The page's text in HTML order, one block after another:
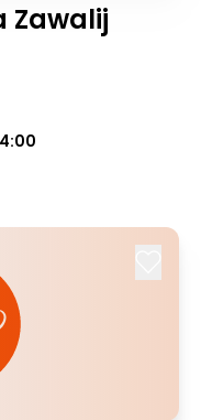
Zawalij